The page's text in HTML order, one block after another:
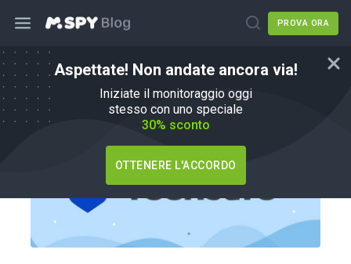
PROVA ORA
Aspettate! Non andate ancora via!
Iniziate il monitoraggio oggi
stesso con uno speciale
30% sconto
OTTENERE L'ACCORDO
mSpy Alternative